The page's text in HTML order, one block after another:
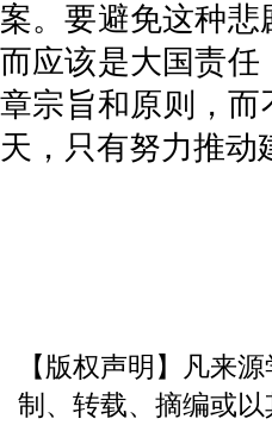
案。要避免这种
而应该是大国责
章宗旨和原则，而
天，只有努力推动
【版权声明】凡来
制、转载、摘编或